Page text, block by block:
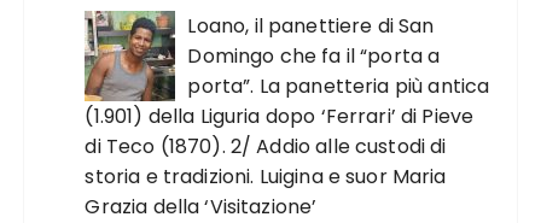
Loano, il panettiere di San
Domingo che fa il “porta a
porta”. La panetteria più antica
(1.901) della Liguria dopo ‘Ferrari’ di Pieve
di Teco (1870). 2/ Addio alle custodi di
storia e tradizioni. Luigina e suor Maria
Grazia della ‘Visitazione’